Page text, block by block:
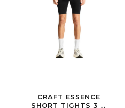
CRAFT ESSENCE
SHORT TIGHTS 3 M